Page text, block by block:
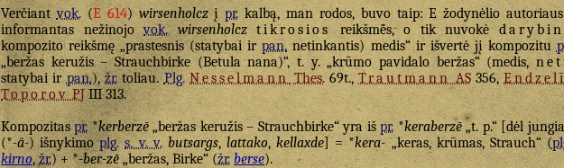
Verčiantvok.(E 614)wirsenholczįpr.kalbą, man rodos, buvo taip: E žodynėlio
informantas nežinojovok. wirsenholcz tikrosiosreikšmė̃s, o tik nuvokė
kompozito reikšmę „prastesnis (statybai irpan.netinkantis) medis“ ir išvertė jį kompozitu
„beržas keružis – Strauchbirke (Betula nana)“, t. y. „krūmo pavidalo beržas“ (medis,
statybai irpan.),žr.toliau.Plg. NesselmannThes.69t.,TrautmannAS356,
ToporovPJIII 313.
Kompozitaspr.*kerberzē„beržas keružis – Strauchbirke“ yra išpr.*keraberzē„t. p.“ [dėl
(*-ă-) išnykimoplg. s. v. v. butsargs, lattako,kellaxde] = *kera-„keras, krūmas, Strauch“ (
kirno,žr.) + *-ber-zē„beržas, Birke“ (žr. berse).